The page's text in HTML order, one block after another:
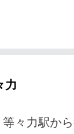
力
々力駅か